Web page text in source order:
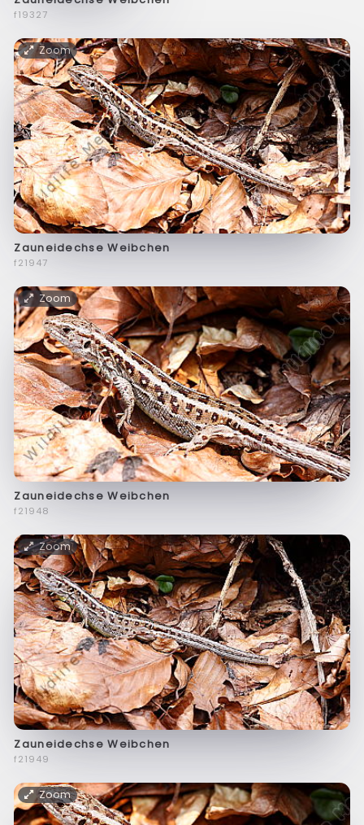
f19327
Zoom
Zauneidechse Weibchen
f21947
Zoom
Zauneidechse Weibchen
f21948
Zoom
Zauneidechse Weibchen
f21949
Zoom